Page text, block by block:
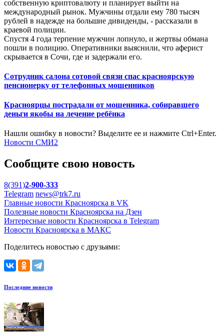
собственную криптовалюту и планирует выйти на
международный рынок. Мужчины отдали ему 780 тысяч
рублей в надежде на большие дивиденды, - рассказали в
краевой полиции.
Спустя 4 года терпение мужчин лопнуло, и жертвы обмана
пошли в полицию. Оперативники выяснили, что аферист
скрывается в Сочи, где и задержали его.
Сотрудник салона сотовой связи спас красноярскую
пенсионерку от телефонных мошенников
Красноярцы пострадали от мошенника, собиравшего
деньги якобы на лечение ребёнка
Нашли ошибку в новости? Выделите ее и нажмите Ctrl+Enter.
Новости СМИ2
Сообщите свою новость
8(391)2-900-333
Telegram news@trk7.ru
Главные новости Красноярска в VK
Полезные новости Красноярска на Дзен
Интересные новости Красноярска в Telegram
Новости Красноярска в МАКС
Поделитесь новостью с друзьями:
Последние новости